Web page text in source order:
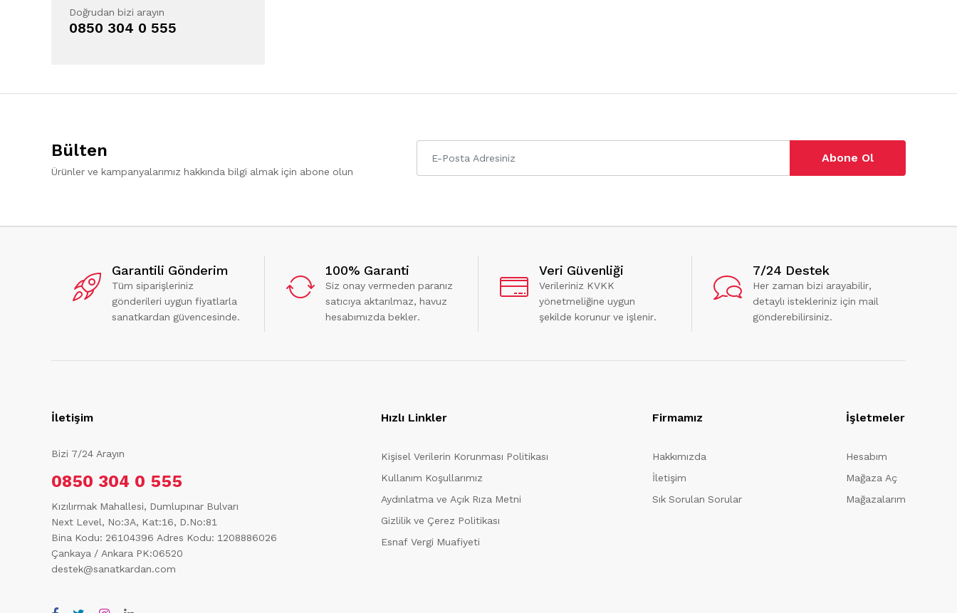
Doğrudan bizi arayın
0850 304 0 555
Bülten
Ürünler ve kampanyalarımız hakkında bilgi almak için abone olun
Abone Ol
Garantili Gönderim
Tüm siparişleriniz
gönderileri uygun fiyatlarla
sanatkardan güvencesinde.
100% Garanti
Siz onay vermeden paranız
satıcıya aktarılmaz, havuz
hesabımızda bekler.
Veri Güvenliği
Verileriniz KVKK
yönetmeliğine uygun
şekilde korunur ve işlenir.
7/24 Destek
Her zaman bizi arayabilir,
detaylı istekleriniz için mail
gönderebilirsiniz.
İletişim
Bizi 7/24 Arayın
0850 304 0 555
Kızılırmak Mahallesi, Dumlupınar Bulvarı
Next Level, No:3A, Kat:16, D.No:81
Bina Kodu: 26104396 Adres Kodu: 1208886026
Çankaya / Ankara PK:06520
destek@sanatkardan.com
Hızlı Linkler
Kişisel Verilerin Korunması Politikası
Kullanım Koşullarımız
Aydınlatma ve Açık Rıza Metni
Gizlilik ve Çerez Politikası
Esnaf Vergi Muafiyeti
Firmamız
Hakkımızda
İletişim
Sık Sorulan Sorular
İşletmeler
Hesabım
Mağaza Aç
Mağazalarım